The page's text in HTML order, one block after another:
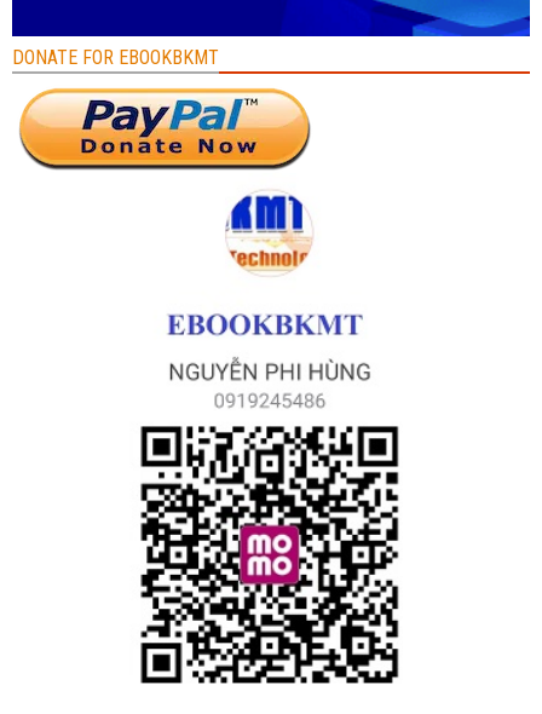
DONATE FOR EBOOKBKMT